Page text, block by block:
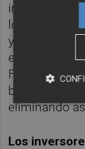
inflación
los dos
y el BCE, a
encima del
Federal ha
balance
eliminando
Los